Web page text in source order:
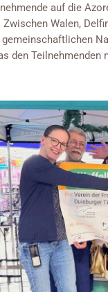
auf die
Walen,
den